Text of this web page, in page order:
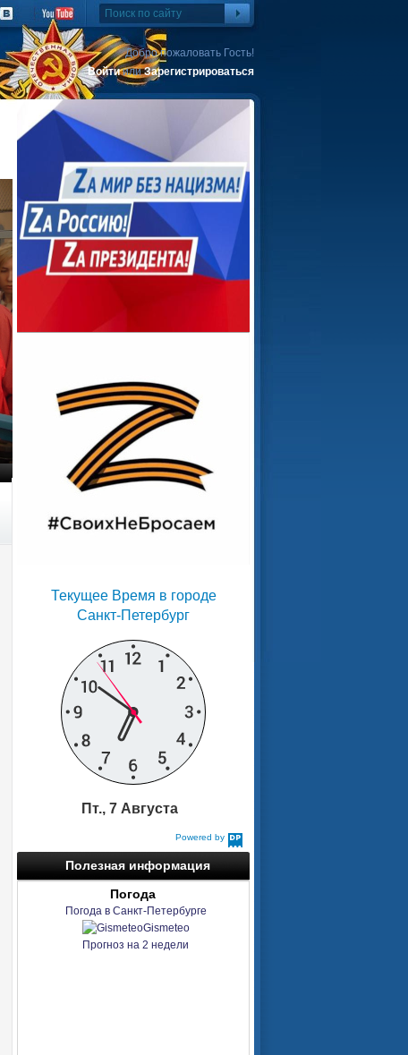
Добро пожаловать Гость!
ВойтиилиЗарегистрироваться
Powered by
DaysPedia.com
Текущее Время в городе
Санкт-Петербург
Пт., 7 Августа
Полезная информация
Погода
Погода в Санкт-Петербурге
Gismeteo
Прогноз на 2 недели